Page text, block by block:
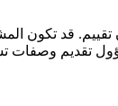
قد تكون
تقديم